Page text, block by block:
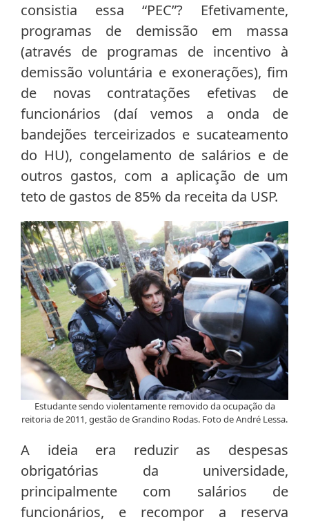
consistia essa “PEC”? Efetivamente,
programas de demissão em massa
(através de programas de incentivo à
demissão voluntária e exonerações), fim
de novas contratações efetivas de
funcionários (daí vemos a onda de
bandejões terceirizados e sucateamento
do HU), congelamento de salários e de
outros gastos, com a aplicação de um
teto de gastos de 85% da receita da USP.
Estudante sendo violentamente removido da ocupação da
reitoria de 2011, gestão de Grandino Rodas. Foto de André Lessa.
A ideia era reduzir as despesas
obrigatórias da universidade,
principalmente com salários de
funcionários, e recompor a reserva